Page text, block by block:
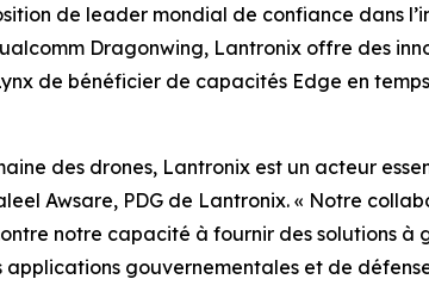
de leader mondial de confiance dans
Dragonwing, Lantronix offre des
de bénéficier de capacités Edge en
des drones, Lantronix est un acteur
Awsare, PDG de Lantronix. « Notre
notre capacité à fournir des solutions à
applications gouvernementales et de